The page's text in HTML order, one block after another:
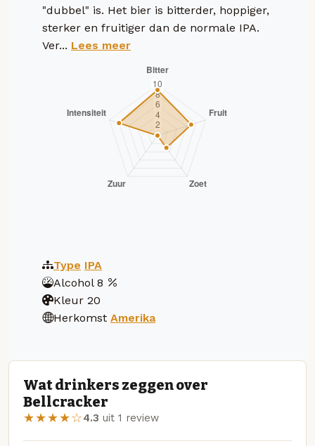
"dubbel" is. Het bier is bitterder, hoppiger,
sterker en fruitiger dan de normale IPA.
Ver... Lees meer
Type IPA
Alcohol 8
Kleur 20
Herkomst Amerika
Wat drinkers zeggen over
Bellcracker
★★★★☆4.3 uit 1 review